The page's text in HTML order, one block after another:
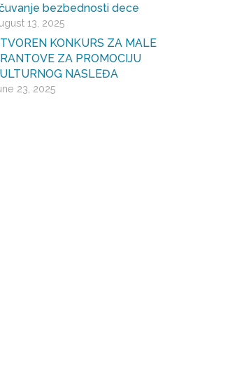
bezbednosti dece
13, 2025
KONKURS ZA MALE
ZA PROMOCIJU
NASLEĐA
23, 2025